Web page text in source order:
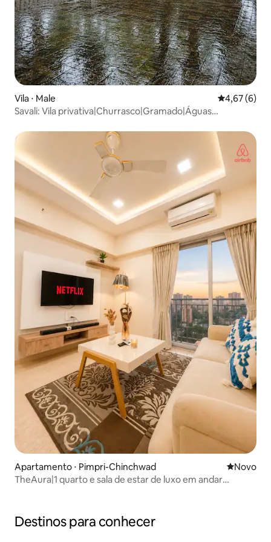
Vila ⋅ Male 4,67 de uma
4,67 (6)
Savali: Vila privativa|Churrasco|Gramado|Águas
Apartamento ⋅ Pimpri-Chinchwad Novo
Novo
TheAura|1 quarto e sala de estar de luxo em andar
Destinos para conhecer